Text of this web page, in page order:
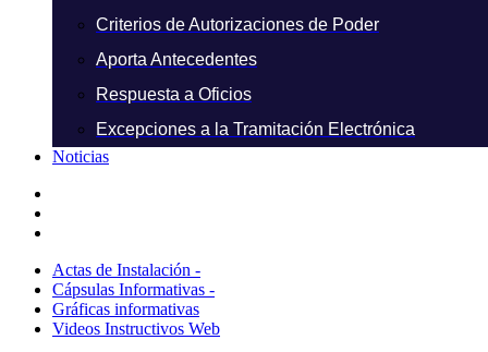
Criterios de Autorizaciones de Poder
Aporta Antecedentes
Respuesta a Oficios
Excepciones a la Tramitación Electrónica
Noticias
Actas de Instalación -
Cápsulas Informativas -
Gráficas informativas
Videos Instructivos Web